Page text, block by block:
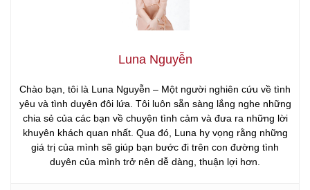
Luna Nguyễn
Chào bạn, tôi là Luna Nguyễn – Một người nghiên cứu về tình
yêu và tình duyên đôi lứa. Tôi luôn sẵn sàng lắng nghe những
chia sẻ của các bạn về chuyện tình cảm và đưa ra những lời
khuyên khách quan nhất. Qua đó, Luna hy vọng rằng những
giá trị của mình sẽ giúp bạn bước đi trên con đường tình
duyên của mình trở nên dễ dàng, thuận lợi hơn.